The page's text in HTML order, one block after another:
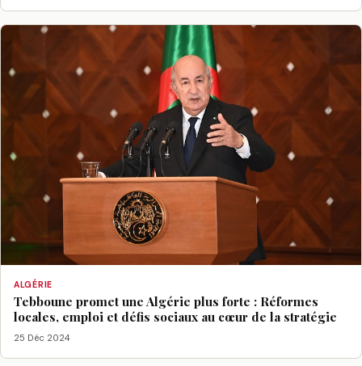
ALGÉRIE
Tebboune promet une Algérie plus forte : Réformes
locales, emploi et défis sociaux au cœur de la stratégie
25 Déc 2024